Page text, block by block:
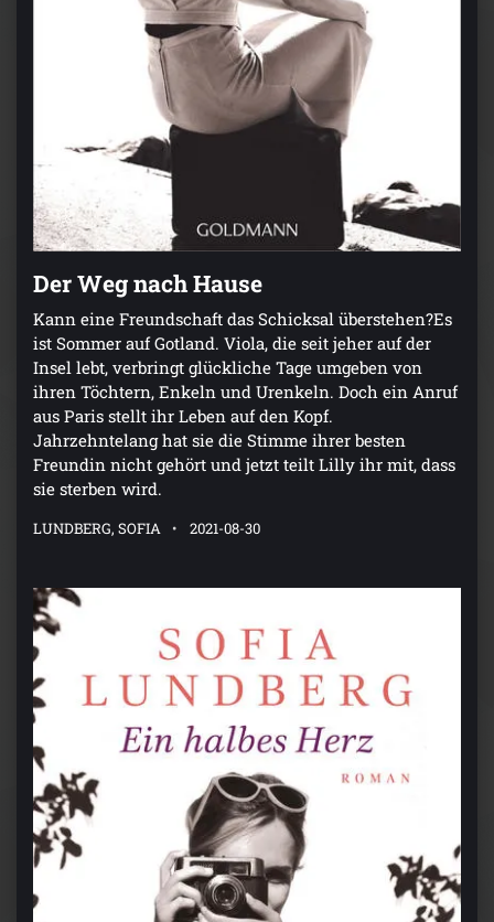
Der Weg nach Hause
Kann eine Freundschaft das Schicksal überstehen?Es
ist Sommer auf Gotland. Viola, die seit jeher auf der
Insel lebt, verbringt glückliche Tage umgeben von
ihren Töchtern, Enkeln und Urenkeln. Doch ein Anruf
aus Paris stellt ihr Leben auf den Kopf.
Jahrzehntelang hat sie die Stimme ihrer besten
Freundin nicht gehört und jetzt teilt Lilly ihr mit, dass
sie sterben wird.
LUNDBERG, SOFIA 2021-08-30